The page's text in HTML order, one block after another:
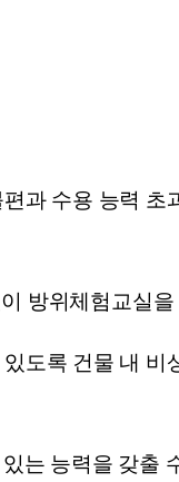
과 수용 능력
방위체험교실
도록 건물 내
는 능력을 갖